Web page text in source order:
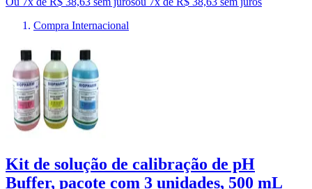
Compra Internacional
Kit de solução de calibração de pH
Buffer, pacote com 3 unidades, 500 mL